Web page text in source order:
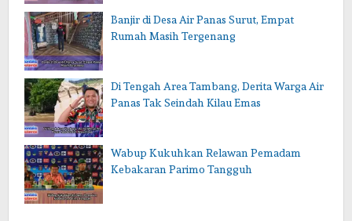
Banjir di Desa Air Panas Surut, Empat
Rumah Masih Tergenang
Di Tengah Area Tambang, Derita Warga Air
Panas Tak Seindah Kilau Emas
Wabup Kukuhkan Relawan Pemadam
Kebakaran Parimo Tangguh